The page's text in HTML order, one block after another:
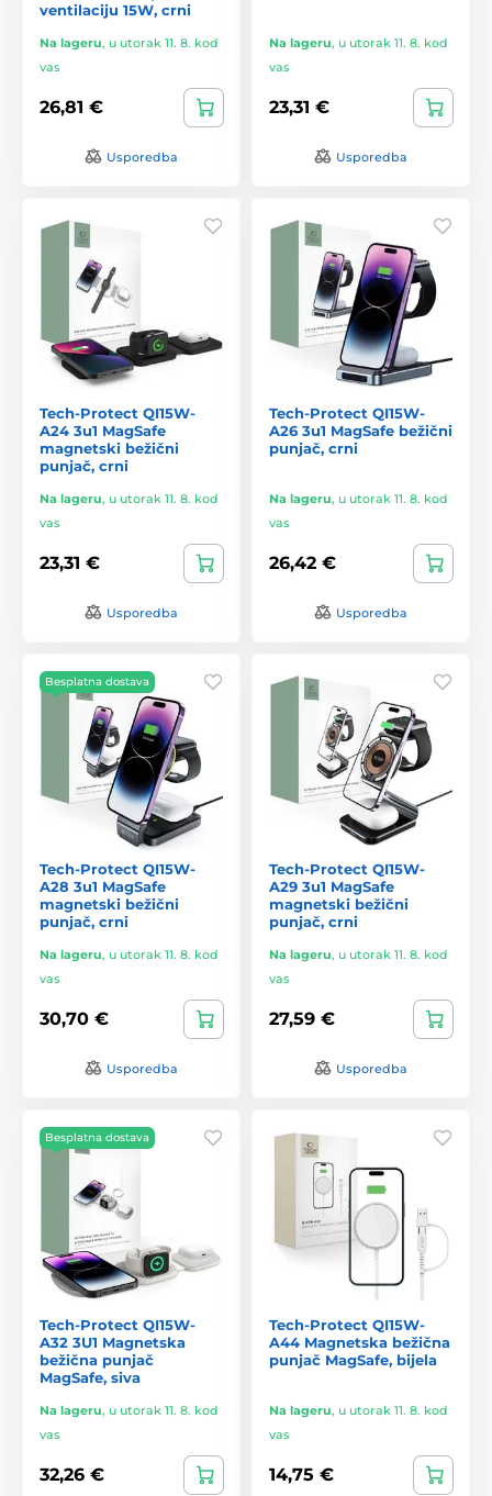
ventilaciju 15W, crni
Na lageru, u utorak 11. 8. kod
vas
26,81 €
Usporedba
Na lageru, u utorak 11. 8. kod
vas
23,31 €
Usporedba
Tech-Protect QI15W-
A24 3u1 MagSafe
magnetski bežični
punjač, crni
Na lageru, u utorak 11. 8. kod
vas
23,31 €
Usporedba
Tech-Protect QI15W-
A26 3u1 MagSafe bežični
punjač, crni
Na lageru, u utorak 11. 8. kod
vas
26,42 €
Usporedba
Besplatna dostava
Tech-Protect QI15W-
A28 3u1 MagSafe
magnetski bežični
punjač, crni
Na lageru, u utorak 11. 8. kod
vas
30,70 €
Usporedba
Tech-Protect QI15W-
A29 3u1 MagSafe
magnetski bežični
punjač, crni
Na lageru, u utorak 11. 8. kod
vas
27,59 €
Usporedba
Besplatna dostava
Tech-Protect QI15W-
A32 3U1 Magnetska
bežična punjač
MagSafe, siva
Na lageru, u utorak 11. 8. kod
vas
32,26 €
Tech-Protect QI15W-
A44 Magnetska bežična
punjač MagSafe, bijela
Na lageru, u utorak 11. 8. kod
vas
14,75 €